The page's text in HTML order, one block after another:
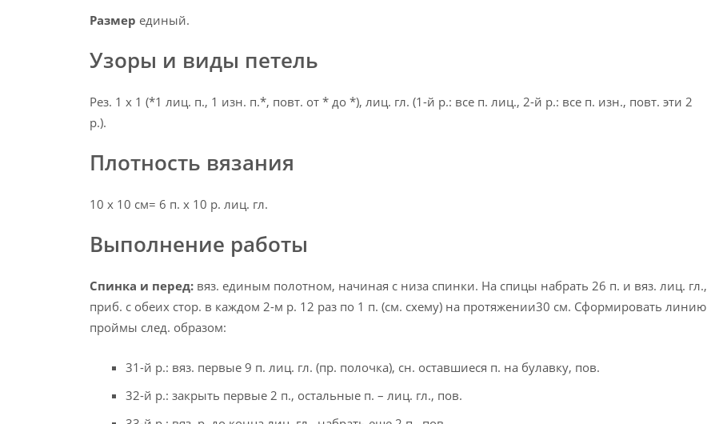
Размер единый.
Узоры и виды петель
Рез. 1 х 1 (*1 лиц. п., 1 изн. п.*, повт. от * до *), лиц. гл. (1-й р.: все п. лиц., 2-й р.: все п. изн., повт. эти 2
р.).
Плотность вязания
10 х 10 см= 6 п. х 10 р. лиц. гл.
Выполнение работы
Спинка и перед: вяз. единым полотном, начиная с низа спинки. На спицы набрать 26 п. и вяз. лиц. гл.,
приб. с обеих стор. в каждом 2-м р. 12 раз по 1 п. (см. схему) на протяжении30 см. Сформировать линию
проймы след. образом:
31-й р.: вяз. первые 9 п. лиц. гл. (пр. полочка), сн. оставшиеся п. на булавку, пов.
32-й р.: закрыть первые 2 п., остальные п. – лиц. гл., пов.